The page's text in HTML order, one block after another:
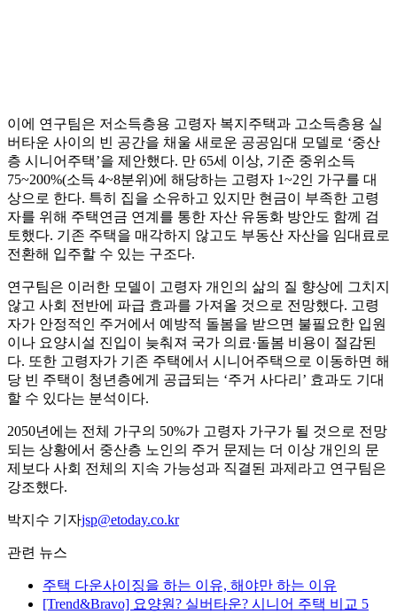
이에 연구팀은 저소득층용 고령자 복지주택과 고소득층용 실
버타운 사이의 빈 공간을 채울 새로운 공공임대 모델로 ‘중산
층 시니어주택’을 제안했다. 만 65세 이상, 기준 중위소득
75~200%(소득 4~8분위)에 해당하는 고령자 1~2인 가구를 대
상으로 한다. 특히 집을 소유하고 있지만 현금이 부족한 고령
자를 위해 주택연금 연계를 통한 자산 유동화 방안도 함께 검
토했다. 기존 주택을 매각하지 않고도 부동산 자산을 임대료로
전환해 입주할 수 있는 구조다.
연구팀은 이러한 모델이 고령자 개인의 삶의 질 향상에 그치지
않고 사회 전반에 파급 효과를 가져올 것으로 전망했다. 고령
자가 안정적인 주거에서 예방적 돌봄을 받으면 불필요한 입원
이나 요양시설 진입이 늦춰져 국가 의료·돌봄 비용이 절감된
다. 또한 고령자가 기존 주택에서 시니어주택으로 이동하면 해
당 빈 주택이 청년층에게 공급되는 ‘주거 사다리’ 효과도 기대
할 수 있다는 분석이다.
2050년에는 전체 가구의 50%가 고령자 가구가 될 것으로 전망
되는 상황에서 중산층 노인의 주거 문제는 더 이상 개인의 문
제보다 사회 전체의 지속 가능성과 직결된 과제라고 연구팀은
강조했다.
박지수 기자jsp@etoday.co.kr
관련 뉴스
주택 다운사이징을 하는 이유, 해야만 하는 이유
[Trend&Bravo] 요양원? 실버타운? 시니어 주택 비교 5